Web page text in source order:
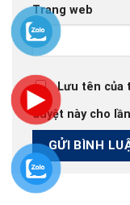
Trang web
Lưu tên của
duyệt này cho